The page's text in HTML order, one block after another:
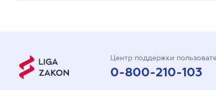
Центр поддержки
0-800-210-103